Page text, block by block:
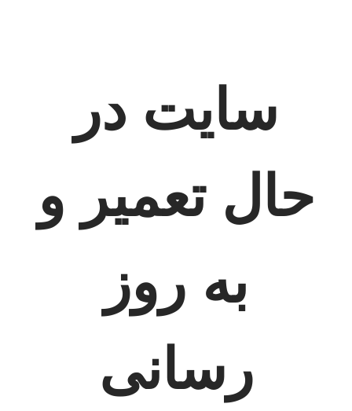
سایت در
حال تعمیر و
به روز
رسانی